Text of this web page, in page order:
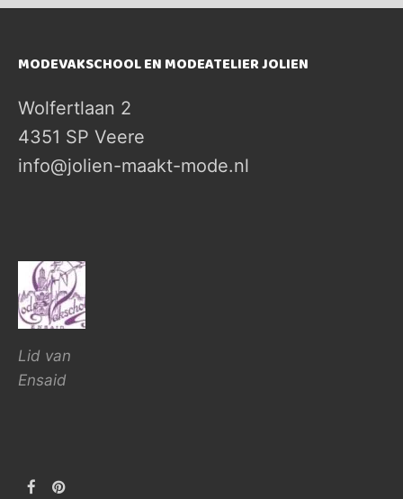
MODEVAKSCHOOL EN MODEATELIER JOLIEN
Wolfertlaan 2
4351 SP Veere
info@jolien-maakt-mode.nl
Lid van
Ensaid